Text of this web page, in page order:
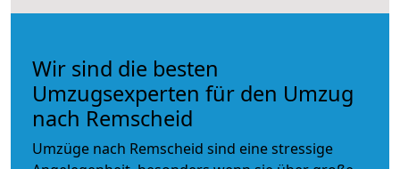
Wir sind die besten
Umzugsexperten für den Umzug
nach Remscheid
Umzüge nach Remscheid sind eine stressige